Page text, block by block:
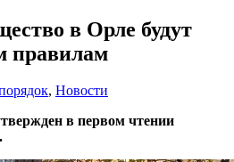
в Орле будут
правилам
, Новости
в первом чтении